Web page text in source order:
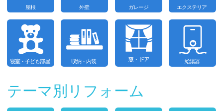
テーマ別リフォーム